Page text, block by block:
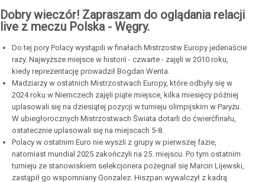
Dobry wieczór! Zapraszam do oglądania relacji
live z meczu Polska - Węgry.
Do tej pory Polacy wystąpili w finałach Mistrzostw Europy jedenaście
razy. Najwyższe miejsce w historii - czwarte - zajęli w 2010 roku,
kiedy reprezentację prowadził Bogdan Wenta.
Madziarzy w ostatnich Mistrzostwach Europy, które odbyły się w
2024 roku w Niemczech zajęli piąte miejsce, kilka miesięcy później
uplasowali się na dziesiątej pozycji w turnieju olimpijskim w Paryżu.
W ubiegłorocznych Mistrzostwach Świata dotarli do ćwierćfinału,
ostatecznie uplasowali się na miejscach 5-8.
Polacy w ostatnim Euro nie wyszli z grupy w pierwszej fazie,
natomiast mundial 2025 zakończyli na 25. miejscu. Po tym ostatnim
turnieju ze stanowiskiem selekcjonera pożegnał się Marcin Lijewski,
zastąpił go wspomniany Gonzalez. Hiszpan wywalczył z kadrą